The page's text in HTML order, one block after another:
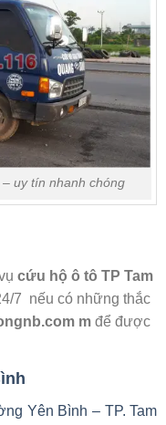
uy tín nhanh chóng
cứu hộ ô tô TP Tam
7 nếu có những thắc
mđể được
Yên Bình – TP. Tam